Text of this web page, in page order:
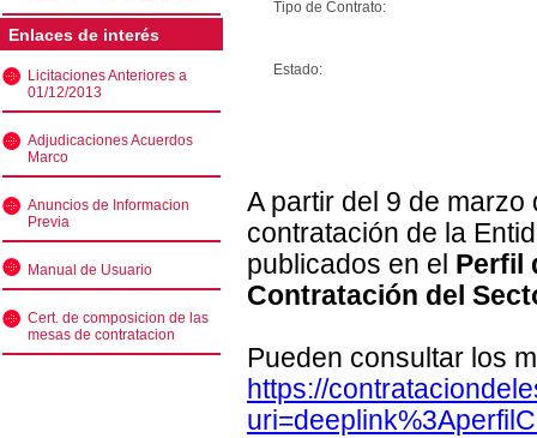
Enlaces de interés
Licitaciones Anteriores a
01/12/2013
Adjudicaciones Acuerdos
Marco
Anuncios de Informacion
Previa
Manual de Usuario
Cert. de composicion de las
mesas de contratacion
Tipo de Contrato:
Estado:
A partir del 9 de
contratación de la
publicados en el Perfil
Contratación del
Pueden consultar los
https://